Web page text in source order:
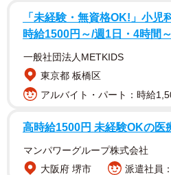
納屋に住み着いた姉妹の野
「未経験・無資格OK!」小児
時給1500円～/週1日・4時間
一般社団法人METKIDS
東京都 板橋区
アルバイト・パート：時給
高時給1500円 未経験OKの医
マンパワーグループ株式会社
大阪府 堺市
派遣社員